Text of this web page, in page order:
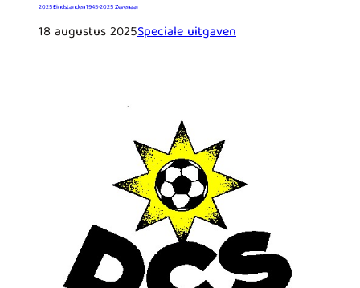
2025 Eindstanden 1945-2025 Zevenaar
18 augustus 2025Speciale uitgaven